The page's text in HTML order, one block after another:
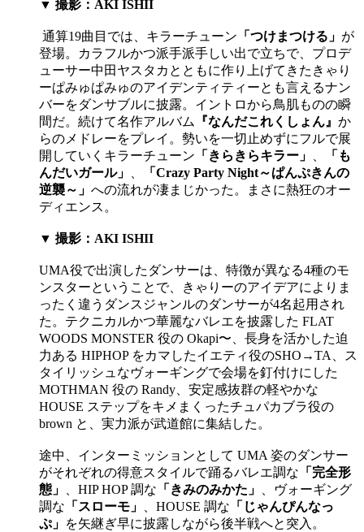
▼ 撮影：AKI ISHII
通算19曲目では、キラーチューン 「つけまつける」 が
登場。カラフルかつ派手派手しい出で立ちで、プロデ
ューサー中田ヤスタカとともに作り上げてきたきゃり
ーぱみゅぱみゅのアイデンティティーとも言えるナン
バーをダンサブルに披露。イントロから鳥肌ものの瞬
間だ。続けて名作アルバム
『なんだこれくしょん』 か
らのメドレーをプレイ。勢いを一切止めずにフルで展
開していくキラーチューン 「きらきらキラー」
「も
んだいガール」
「Crazy Party Night～ぱんぷきんの
逆襲～」 への流れが凄まじかった。まさに熱狂のオー
ディエンス。
▼ 撮影：AKI ISHII
UMA役で出演したダンサーは、特徴が異なる4種のモ
ンスターということで、きゃりーのアイデアによりま
ったく違うダンスジャンルのダンサーが4名起用され
た。テクニカルかつ華麗なバレエを披露した FLAT
WOODS MONSTER 役の Okapi〜、長身を活かした迫
力ある HIPHOP をカマしたイエティ役のSHO→TA、ス
タイリッシュなヴォーギングで会場を釘付けにした
MOTHMAN 役の Randy、安定感抜群の軽やかな
HOUSE ステップをキメまくったチュパカブラ役の
brown と、実力派が武道館に集結した。
途中、インターミッションとして UMA 姿のダンサー
がそれぞれの得意スタイルで踊るバレエ調な 「完全形
態」
、HIP HOP 調な 「きみのみかた」
、ヴォーギング
調な 「スローモ」 、HOUSE 調な 「じゃんぴんなっ
ぷ」 を矢継ぎ早に披露しながら後半戦へと突入。